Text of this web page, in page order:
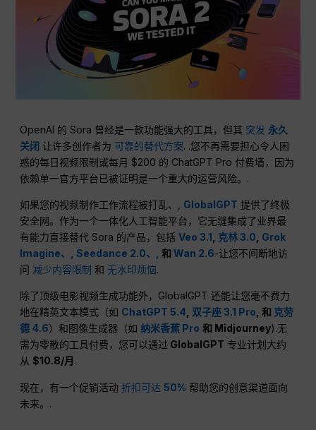
OpenAI 的 Sora 曾经是一款功能强大的工具，但其 突发 永久
关闭 让许多创作者为 可靠的替代方案. .您不再需要担心令人困
惑的每日视频限制或每月 $200 的 ChatGPT Pro 付费墙，因为
依赖单一官方平台已被证明是一个重大的运营风险。.
如果您的视频制作工作流程被打乱、, GlobalGPT 提供了终极
安全网。作为一个一体化人工智能平台，它无缝集成了业界最
有能力直接替代 Sora 的产品，包括Veo 3.1 克林 3.0 Grok
Imagine、,
Seedance 2.0、, 和Wan 2.6-让您不间断地访
问 减少内容限制 和 无水印烦恼.
除了顶级电影视频生成功能外，GlobalGPT 还能让您毫不费力
地在精英文本模式（如 ChatGPT 5.4, 双子座 3.1 Pro, 和 克劳
德 4.6）和图像生成器（如 纳米香蕉 Pro 和 Midjourney).无
需为零散的工具付费，您可以通过 GlobalGPT 专业计划大约
从$10.8/月 .
现在，有一个促销活动折扣可达50% 帮助您的创意渠道面向
未来。.